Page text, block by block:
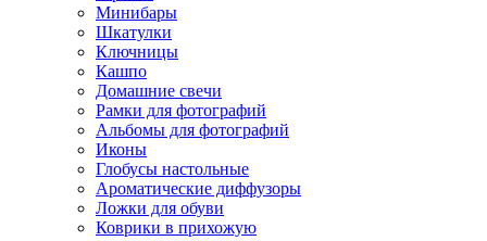
Минибары
Шкатулки
Ключницы
Кашпо
Домашние свечи
Рамки для фотографий
Альбомы для фотографий
Иконы
Глобусы настольные
Ароматические диффузоры
Ложки для обуви
Коврики в прихожую